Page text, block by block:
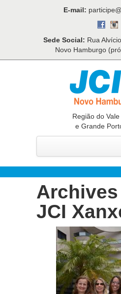
E-mail:
Sede Social: Rua
Novo Hamburgo
Região do
e Grande
História
Contato
Fique Por Dentro
JCI